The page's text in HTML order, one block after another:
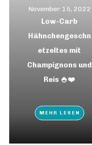
November 15, 2022
Low-Carb
Hähnchengeschn
etzeltes mit
Champignons und
Reis 🍚❤️
MEHR LESEN